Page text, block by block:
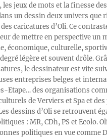
jeux de mots et la finesse
un dessin deux univers que
caricatures d’Oli. Ce
de mettre en perspective un
économique, culturelle,
légère et souvent drôle.
le dessinateur est vite
entreprises belges et
Etape… des organisations
de Verviers et Spa et
dessins d’Oli se retrouvent
: MR, CDh, PS et Ecolo.
politiques en vue comme